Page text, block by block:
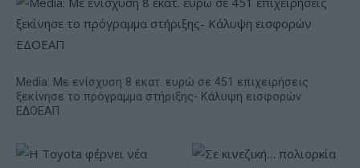
Media: Με ενίσχυση 8 εκατ. ευρώ σε 451 επιχειρήσεις
ξεκίνησε το πρόγραμμα στήριξης- Κάλυψη εισφορών
ΕΔΟΕΑΠ